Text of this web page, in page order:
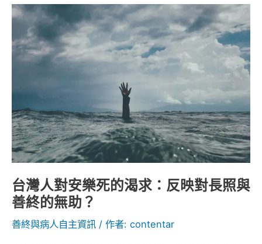
台灣人對安樂死的渴求：反映對長照與
善終的無助？
善終與病人自主資訊 / 作者: contentar
台
人
對
樂
死
的
渴
求：
反
映
對
長